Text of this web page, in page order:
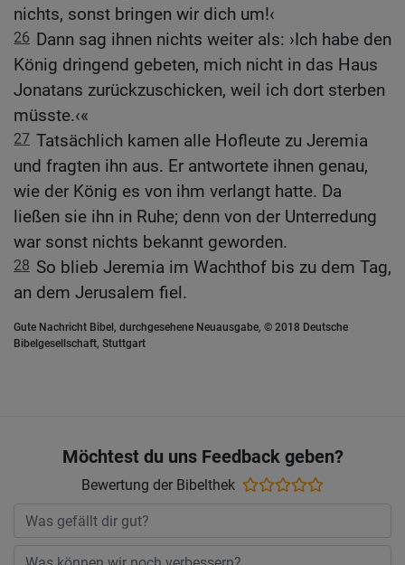
nichts, sonst bringen wir dich um!‹
26 Dann sag ihnen nichts weiter als: ›Ich habe den
König dringend gebeten, mich nicht in das Haus
Jonatans zurückzuschicken, weil ich dort sterben
müsste.‹«
27 Tatsächlich kamen alle Hofleute zu Jeremia
und fragten ihn aus. Er antwortete ihnen genau,
wie der König es von ihm verlangt hatte. Da
ließen sie ihn in Ruhe; denn von der Unterredung
war sonst nichts bekannt geworden.
28 So blieb Jeremia im Wachthof bis zu dem Tag,
an dem Jerusalem fiel.
Gute Nachricht Bibel, durchgesehene Neuausgabe, © 2018 Deutsche
Bibelgesellschaft, Stuttgart
Möchtest du uns Feedback geben?
Bewertung der Bibelthek